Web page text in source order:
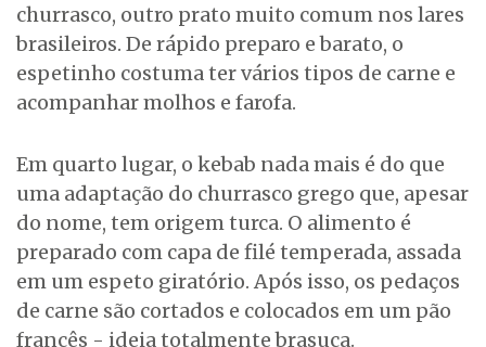
churrasco, outro prato muito comum nos lares
brasileiros. De rápido preparo e barato, o
espetinho costuma ter vários tipos de carne e
acompanhar molhos e farofa.
Em quarto lugar, o kebab nada mais é do que
uma adaptação do churrasco grego que, apesar
do nome, tem origem turca. O alimento é
preparado com capa de filé temperada, assada
em um espeto giratório. Após isso, os pedaços
de carne são cortados e colocados em um pão
francês - ideia totalmente brasuca.